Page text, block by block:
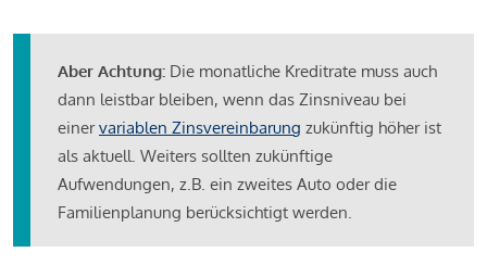
Aber Achtung: Die monatliche Kreditrate muss auch
dann leistbar bleiben, wenn das Zinsniveau bei
einervariablen Zinsvereinbarung zukünftig höher ist
als aktuell. Weiters sollten zukünftige
Aufwendungen, z.B. ein zweites Auto oder die
Familienplanung berücksichtigt werden.